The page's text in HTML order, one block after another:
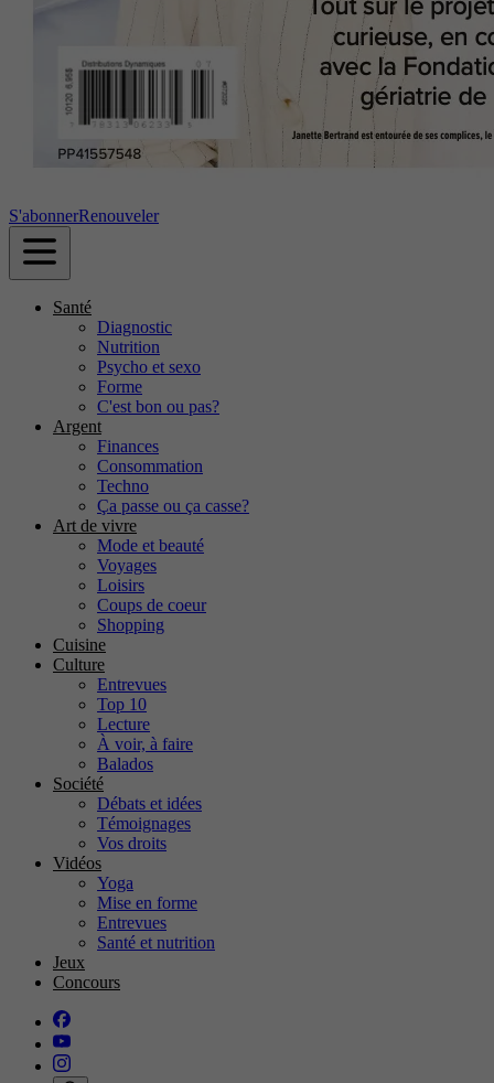
S'abonnerRenouveler
Santé
Diagnostic
Nutrition
Psycho et sexo
Forme
C'est bon ou pas?
Argent
Finances
Consommation
Techno
Ça passe ou ça casse?
Art de vivre
Mode et beauté
Voyages
Loisirs
Coups de coeur
Shopping
Cuisine
Culture
Entrevues
Top 10
Lecture
À voir, à faire
Balados
Société
Débats et idées
Témoignages
Vos droits
Vidéos
Yoga
Mise en forme
Entrevues
Santé et nutrition
Jeux
Concours